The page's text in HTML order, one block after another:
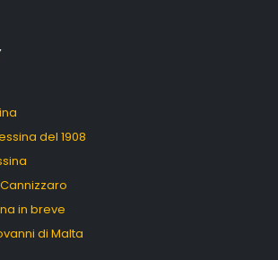
del 1908
in breve
di Malta